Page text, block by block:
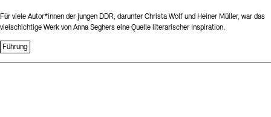
Für viele Autor*innen der jungen DDR, darunter Christa Wolf und Heiner Müller, war das
vielschichtige Werk von Anna Seghers eine Quelle literarischer Inspiration.
Führung